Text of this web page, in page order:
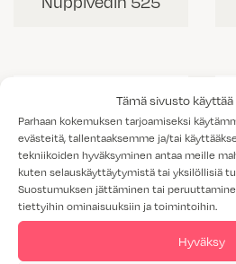
Tämä sivusto
Parhaan kokemuksen tarjoamiseksi
evästeitä, tallentaaksemme ja/tai
tekniikoiden hyväksyminen antaa meille
kuten selauskäyttäytymistä tai yksilöllisiä
Suostumuksen jättäminen tai
tiettyihin ominaisuuksiin ja toimintoihin.
Hyväksy